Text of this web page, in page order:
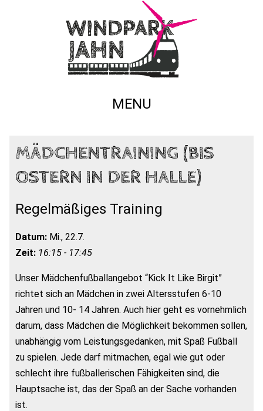
MENU
MÄDCHENTRAINING (BIS
OSTERN IN DER HALLE)
Regelmäßiges Training
Datum: Mi., 22.7.
Zeit: 16:15 - 17:45
Unser Mädchenfußballangebot “Kick It Like Birgit”
richtet sich an Mädchen in zwei Altersstufen 6-10
Jahren und 10- 14 Jahren. Auch hier geht es vornehmlich
darum, dass Mädchen die Möglichkeit bekommen sollen,
unabhängig vom Leistungsgedanken, mit Spaß Fußball
zu spielen. Jede darf mitmachen, egal wie gut oder
schlecht ihre fußballerischen Fähigkeiten sind, die
Hauptsache ist, das der Spaß an der Sache vorhanden
ist.